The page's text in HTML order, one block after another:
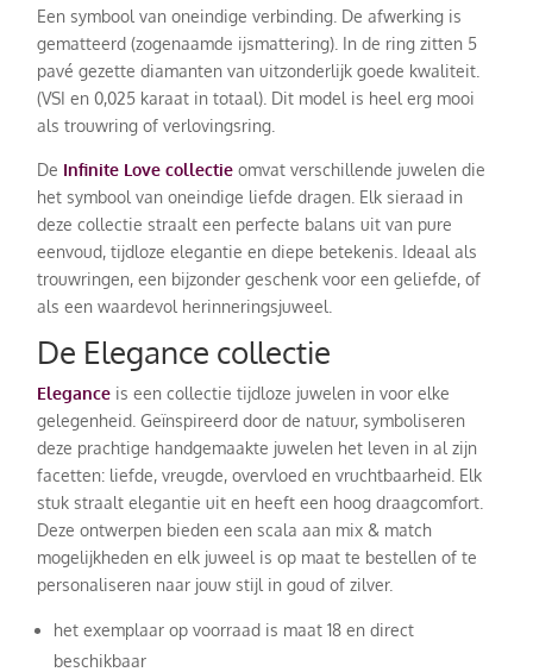
Een symbool van oneindige verbinding. De afwerking is
gematteerd (zogenaamde ijsmattering). In de ring zitten 5
pavé gezette diamanten van uitzonderlijk goede kwaliteit.
(VSI en 0,025 karaat in totaal). Dit model is heel erg mooi
als trouwring of verlovingsring.
De Infinite Love collectie omvat verschillende juwelen die
het symbool van oneindige liefde dragen. Elk sieraad in
deze collectie straalt een perfecte balans uit van pure
eenvoud, tijdloze elegantie en diepe betekenis. Ideaal als
trouwringen, een bijzonder geschenk voor een geliefde, of
als een waardevol herinneringsjuweel.
De Elegance collectie
Elegance is een collectie tijdloze juwelen in voor elke
gelegenheid. Geïnspireerd door de natuur, symboliseren
deze prachtige handgemaakte juwelen het leven in al zijn
facetten: liefde, vreugde, overvloed en vruchtbaarheid. Elk
stuk straalt elegantie uit en heeft een hoog draagcomfort.
Deze ontwerpen bieden een scala aan mix & match
mogelijkheden en elk juweel is op maat te bestellen of te
personaliseren naar jouw stijl in goud of zilver.
het exemplaar op voorraad is maat 18 en direct
beschikbaar